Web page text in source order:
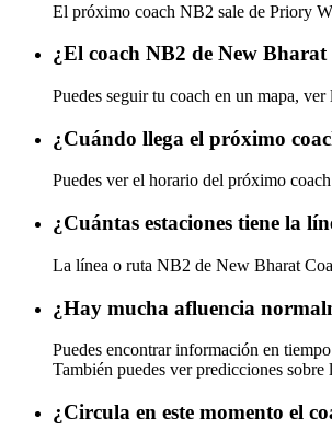
El próximo coach NB2 sale de Priory
¿El coach NB2 de New
Puedes seguir tu coach en un mapa,
¿Cuándo llega el próximo
Puedes ver el horario del próximo
¿Cuántas estaciones tiene la
La línea o ruta NB2 de New Bharat
¿Hay mucha afluencia
Puedes encontrar información en
También puedes ver predicciones
¿Circula en este momento el